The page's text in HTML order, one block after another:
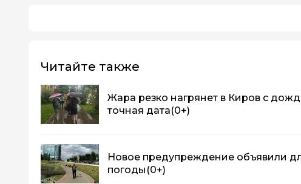
Читайте также
Жара резко нагрянет в Киров с
точная дата(0+)
Новое предупреждение объявили
погоды (0+)